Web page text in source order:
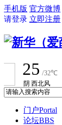
手机版 官方微博
请登录 立即注册
门户Portal
论坛BBS